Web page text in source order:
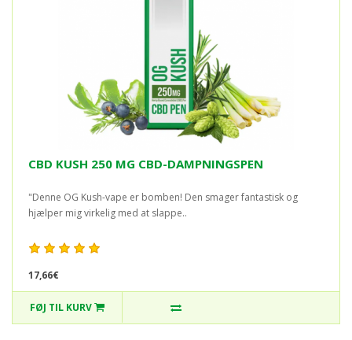
CBD KUSH 250 MG CBD-DAMPNINGSPEN
"Denne OG Kush-vape er bomben! Den smager fantastisk og
hjælper mig virkelig med at slappe..
17,66€
FØJ TIL KURV